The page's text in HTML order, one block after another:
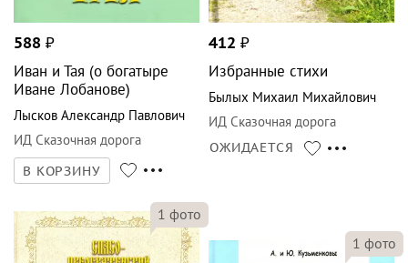
588 ₽
Иван и Тая (о богатыре
Иване Лобанове)
Лысков Александр Павлович
ИД Сказочная дорога
В КОРЗИНУ
412 ₽
Избранные стихи
Былых Михаил Михайлович
ИД Сказочная дорога
ОЖИДАЕТСЯ
1 фото
1 фото